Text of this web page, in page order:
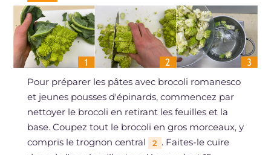
Pour préparer les pâtes avec brocoli romanesco
et jeunes pousses d'épinards, commencez par
nettoyer le brocoli en retirant les feuilles et la
base. Coupez tout le brocoli en gros morceaux, y
compris le trognon central
2 . Faites-le cuire